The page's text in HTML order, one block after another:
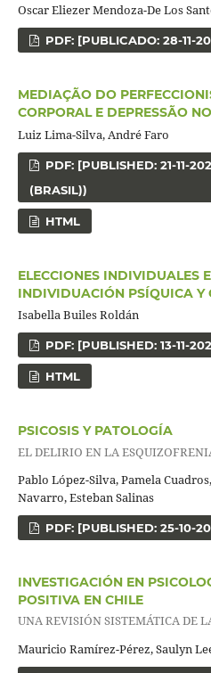
Oscar Eliezer Mendoza-De Los
PDF: [PUBLICADO: 28-11-
MEDIAÇÃO DO
CORPORAL E DEPRESSÃO
Luiz Lima-Silva, André Faro
PDF: [PUBLISHED: 21-11-
(BRASIL))
HTML
ELECCIONES INDIVIDUALES
INDIVIDUACIÓN PSÍQUICA Y
Isabella Builes Roldán
PDF: [PUBLISHED: 13-11-
HTML
PSICOSIS Y PATOLOGÍA
EL DELIRIO EN LA
Pablo López-Silva, Pamela
Navarro, Esteban Salinas
PDF: [PUBLISHED: 25-10-
INVESTIGACIÓN EN
POSITIVA EN CHILE
UNA REVISIÓN SISTEMÁTICA DE
Mauricio Ramírez-Pérez, Saulyn